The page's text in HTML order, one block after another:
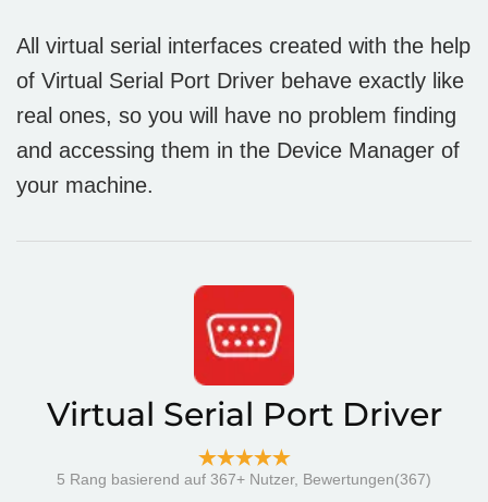
All virtual serial interfaces created with the help
of Virtual Serial Port Driver behave exactly like
real ones, so you will have no problem finding
and accessing them in the Device Manager of
your machine.
Virtual Serial Port Driver
5 Rang basierend auf 367+ Nutzer, Bewertungen(367)